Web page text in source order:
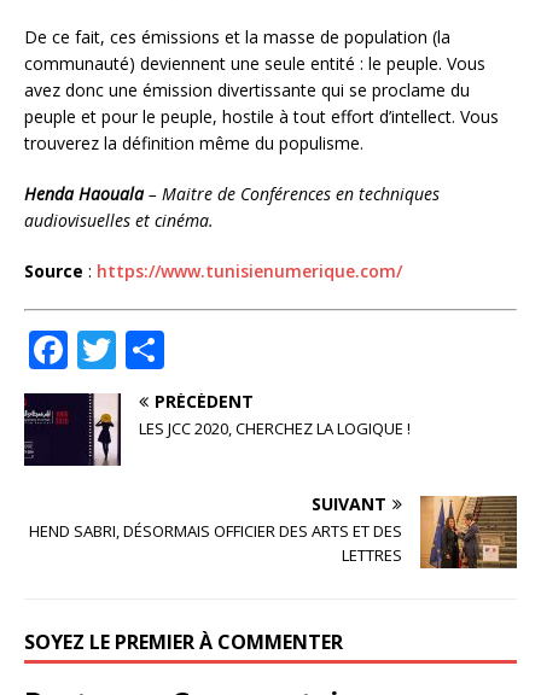
De ce fait, ces émissions et la masse de population (la
communauté) deviennent une seule entité : le peuple. Vous
avez donc une émission divertissante qui se proclame du
peuple et pour le peuple, hostile à tout effort d’intellect. Vous
trouverez la définition même du populisme.
Henda Haouala– Maitre de Conférences en techniques
audiovisuelles et cinéma.
Source : https://www.tunisienumerique.com/
F
a
c
e
o
T
w
it
te
ar
ta
r
PRÉCÉDENT
LES JCC 2020, CHERCHEZ LA LOGIQUE !
SUIVANT
HEND SABRI, DÉSORMAIS OFFICIER DES ARTS ET DES
LETTRES
SOYEZ LE PREMIER À COMMENTER